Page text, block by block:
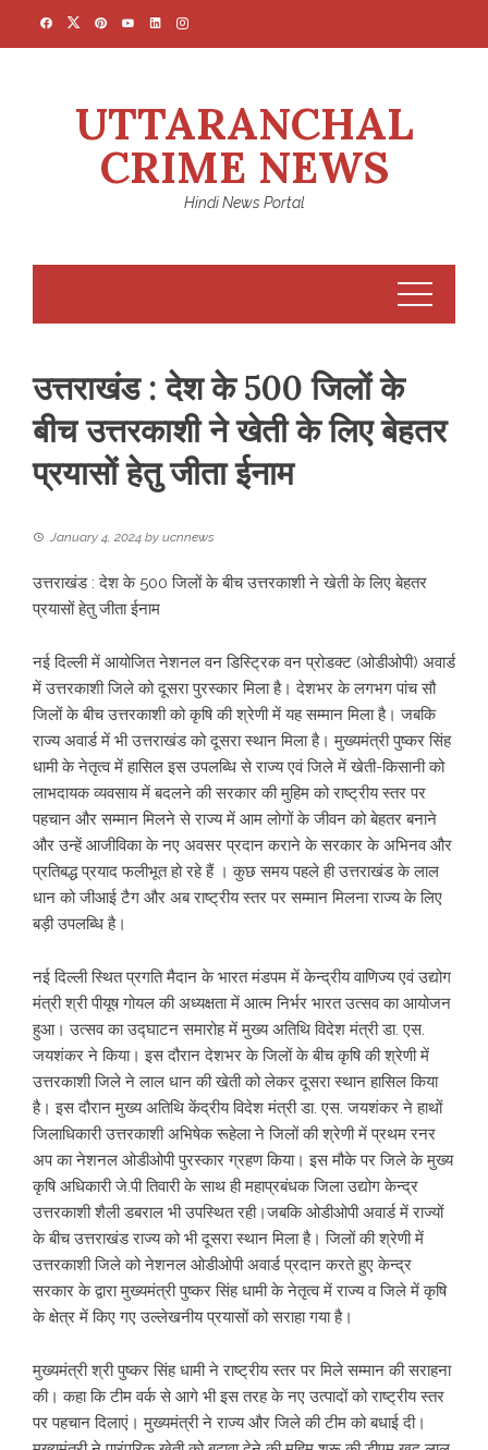
UTTARANCHAL
CRIME NEWS
Hindi News Portal
उत्तराखंड : देश के 500 जिलों के
बीच उत्तरकाशी ने खेती के लिए बेहतर
प्रयासों हेतु जीता ईनाम
January 4, 2024 by ucnnews
उत्तराखंड : देश के 500 जिलों के बीच उत्तरकाशी ने खेती के लिए बेहतर
प्रयासों हेतु जीता ईनाम
नई दिल्ली में आयोजित नेशनल वन डिस्ट्रिक वन प्रोडक्ट (ओडीओपी) अवार्ड
में उत्तरकाशी जिले को दूसरा पुरस्कार मिला है। देशभर के लगभग पांच सौ
जिलों के बीच उत्तरकाशी को कृषि की श्रेणी में यह सम्मान मिला है। जबकि
राज्य अवार्ड में भी उत्तराखंड को दूसरा स्थान मिला है। मुख्यमंत्री पुष्कर सिंह
धामी के नेतृत्व में हासिल इस उपलब्धि से राज्य एवं जिले में खेती-किसानी को
लाभदायक व्यवसाय में बदलने की सरकार की मुहिम को राष्ट्रीय स्तर पर
पहचान और सम्मान मिलने से राज्य में आम लोगों के जीवन को बेहतर बनाने
और उन्हें आजीविका के नए अवसर प्रदान कराने के सरकार के अभिनव और
प्रतिबद्ध प्रयाद फलीभूत हो रहे हैं । कुछ समय पहले ही उत्तराखंड के लाल
धान को जीआई टैग और अब राष्ट्रीय स्तर पर सम्मान मिलना राज्य के लिए
बड़ी उपलब्धि है।
नई दिल्ली स्थित प्रगति मैदान के भारत मंडपम में केन्द्रीय वाणिज्य एवं उद्योग
मंत्री श्री पीयूष गोयल की अध्यक्षता में आत्म निर्भर भारत उत्सव का आयोजन
हुआ। उत्सव का उद्घाटन समारोह में मुख्य अतिथि विदेश मंत्री डा. एस.
जयशंकर ने किया। इस दौरान देशभर के जिलों के बीच कृषि की श्रेणी में
उत्तरकाशी जिले ने लाल धान की खेती को लेकर दूसरा स्थान हासिल किया
है। इस दौरान मुख्य अतिथि केंद्रीय विदेश मंत्री डा. एस. जयशंकर ने हाथों
जिलाधिकारी उत्तरकाशी अभिषेक रूहेला ने जिलों की श्रेणी में प्रथम रनर
अप का नेशनल ओडीओपी पुरस्कार ग्रहण किया। इस मौके पर जिले के मुख्य
कृषि अधिकारी जे.पी तिवारी के साथ ही महाप्रबंधक जिला उद्योग केन्द्र
उत्तरकाशी शैली डबराल भी उपस्थित रही।जबकि ओडीओपी अवार्ड में राज्यों
के बीच उत्तराखंड राज्य को भी दूसरा स्थान मिला है। जिलों की श्रेणी में
उत्तरकाशी जिले को नेशनल ओडीओपी अवार्ड प्रदान करते हुए केन्द्र
सरकार के द्वारा मुख्यमंत्री पुष्कर सिंह धामी के नेतृत्व में राज्य व जिले में कृषि
के क्षेत्र में किए गए उल्लेखनीय प्रयासों को सराहा गया है।
मुख्यमंत्री श्री पुष्कर सिंह धामी ने राष्ट्रीय स्तर पर मिले सम्मान की सराहना
की। कहा कि टीम वर्क से आगे भी इस तरह के नए उत्पादों को राष्ट्रीय स्तर
पर पहचान दिलाएं। मुख्यमंत्री ने राज्य और जिले की टीम को बधाई दी।